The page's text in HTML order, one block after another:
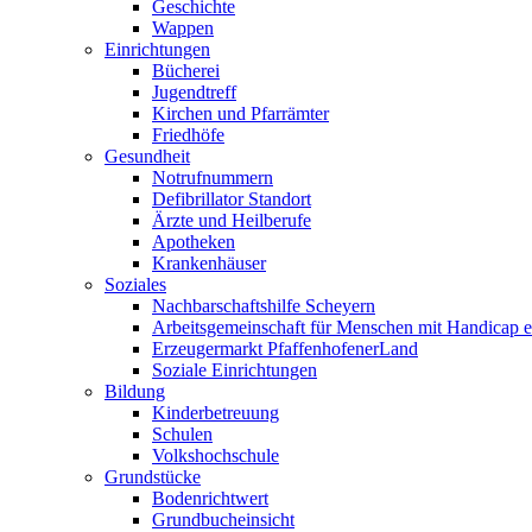
Geschichte
Wappen
Einrichtungen
Bücherei
Jugendtreff
Kirchen und Pfarrämter
Friedhöfe
Gesundheit
Notrufnummern
Defibrillator Standort
Ärzte und Heilberufe
Apotheken
Krankenhäuser
Soziales
Nachbarschaftshilfe Scheyern
Arbeitsgemeinschaft für Menschen mit Handicap
Erzeugermarkt PfaffenhofenerLand
Soziale Einrichtungen
Bildung
Kinderbetreuung
Schulen
Volkshochschule
Grundstücke
Bodenrichtwert
Grundbucheinsicht